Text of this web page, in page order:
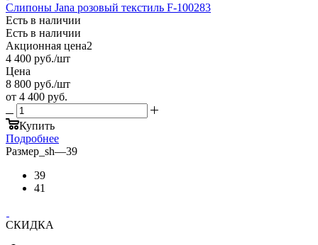
Слипоны Jana розовый текстиль F-100283
Есть в наличии
Есть в наличии
Акционная цена2
4 400 руб./шт
Цена
8 800 руб./шт
от 4 400 руб.
Купить
Подробнее
Размер_sh—39
39
41
СКИДКА